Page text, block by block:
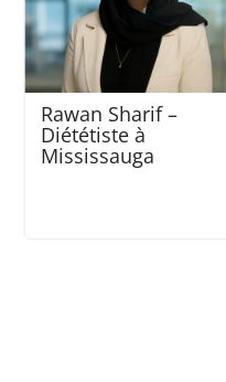
Lajja Patel –
Nutritionniste
Diététiste à Toronto